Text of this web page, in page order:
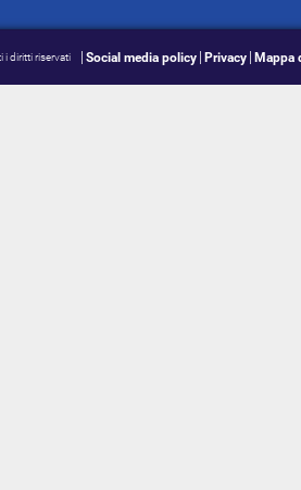
diritti riservati Social media policy Privacy Mappa